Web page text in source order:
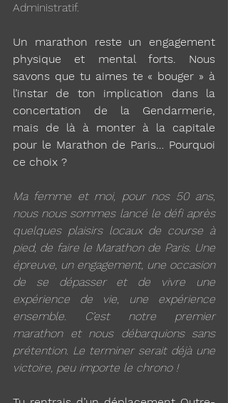
Administratif.
Un marathon reste un engagement
physique et mental forts. Nous
savons que tu aimes te « bouger » à
l’instar de ton implication dans la
concertation de la Gendarmerie,
mais de là à monter à la capitale
pour le Marathon de Paris… Pourquoi
ce choix ?
Ma femme et moi, pour nos 50 ans,
nous nous sommes lancé le défi après
quelques plaisirs locaux de course à
pied, de faire le Marathon de Paris. Une
épreuve, un engagement, une occasion
de se dépasser et de vivre une
expérience de vie, une expérience
ensemble. C’est notre premier
marathon et nous débarquions sans
prétention. Le terminer serait déjà une
victoire, peu importe le chrono !